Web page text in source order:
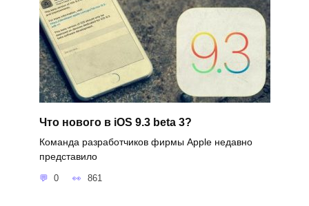
Что нового в iOS 9.3 beta 3?
Команда разработчиков фирмы Apple недавно
представило
0 861